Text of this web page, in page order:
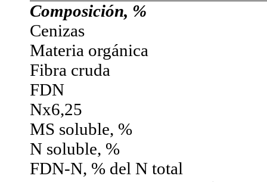
Composición, %
Cenizas
Materia orgánica
Fibra cruda
FDN
Nx6,25
MS soluble, %
N soluble, %
FDN-N, % del N total